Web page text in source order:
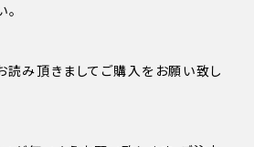
読み頂きましてご購入をお願い致し